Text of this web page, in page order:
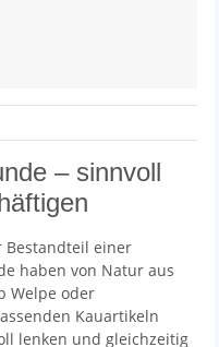
– sinnvoll
einer
haben von Natur aus
Welpe oder
Kauartikeln
lenken und gleichzeitig